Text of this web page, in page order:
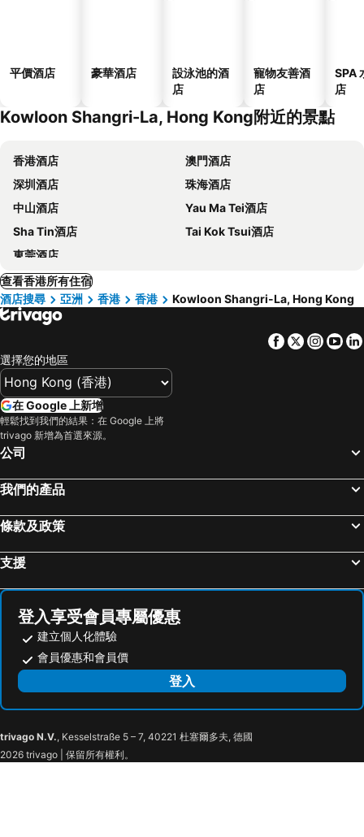
平價酒店 豪華酒店
設泳池的酒
店
寵物友善酒
店
SPA
店
Kowloon Shangri-La, Hong Kong附近的景點
香港酒店
澳門酒店
深圳酒店
珠海酒店
中山酒店
Yau Ma Tei酒店
Sha Tin酒店
Tai Kok Tsui酒店
東莞酒店
查看香港所有住宿
酒店搜尋
亞洲 香港 香港 Kowloon Shangri-La, Hong Kong
Facebook
Twitter
選擇您的地區
在 Google 上新增
輕鬆找到我們的結果：在 Google 上將
trivago 新增為首選來源。
公司
我們的產品
條款及政策
支援
登入享受會員專屬優惠
建立個人化體驗
會員優惠和會員價
登入
trivago N.V., Kesselstraße 5 – 7, 40221 杜塞爾多夫, 德國
2026 trivago | 保留所有權利。